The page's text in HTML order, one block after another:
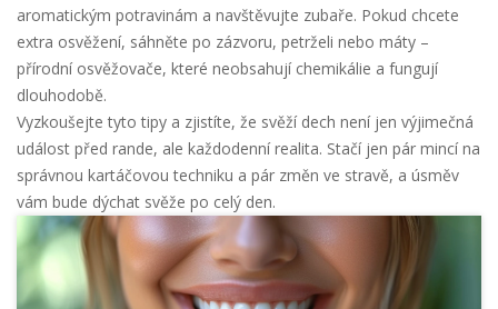
aromatickým potravinám a navštěvujte zubaře. Pokud chcete
extra osvěžení, sáhněte po zázvoru, petrželi nebo máty –
přírodní osvěžovače, které neobsahují chemikálie a fungují
dlouhodobě.
Vyzkoušejte tyto tipy a zjistíte, že svěží dech není jen výjimečná
událost před rande, ale každodenní realita. Stačí jen pár mincí na
správnou kartáčovou techniku a pár změn ve stravě, a úsměv
vám bude dýchat svěže po celý den.